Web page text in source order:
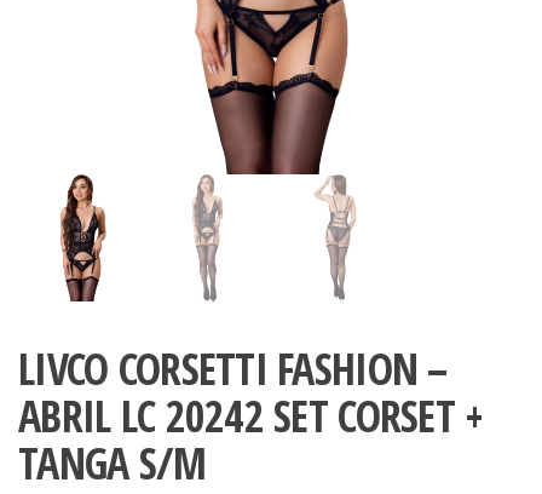
LIVCO CORSETTI FASHION –
ABRIL LC 20242 SET CORSET +
TANGA S/M